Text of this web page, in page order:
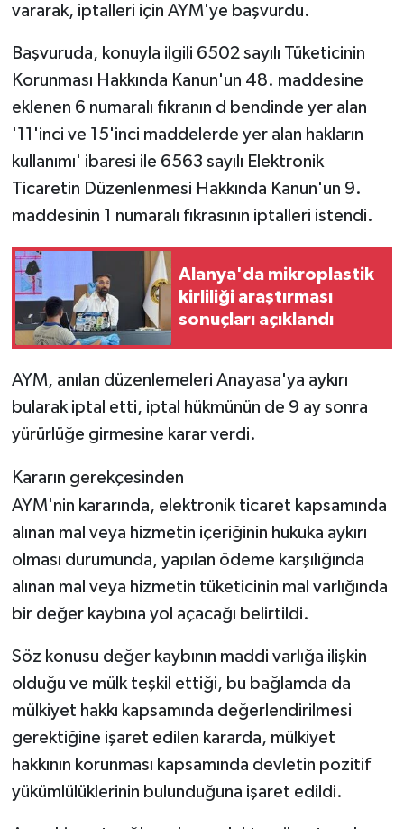
vararak, iptalleri için AYM'ye başvurdu.
Başvuruda, konuyla ilgili 6502 sayılı Tüketicinin
Korunması Hakkında Kanun'un 48. maddesine
eklenen 6 numaralı fıkranın d bendinde yer alan
'11'inci ve 15'inci maddelerde yer alan hakların
kullanımı' ibaresi ile 6563 sayılı Elektronik
Ticaretin Düzenlenmesi Hakkında Kanun'un 9.
maddesinin 1 numaralı fıkrasının iptalleri istendi.
Alanya'da mikroplastik
kirliliği araştırması
sonuçları açıklandı
AYM, anılan düzenlemeleri Anayasa'ya aykırı
bularak iptal etti, iptal hükmünün de 9 ay sonra
yürürlüğe girmesine karar verdi.
Kararın gerekçesinden
AYM'nin kararında, elektronik ticaret kapsamında
alınan mal veya hizmetin içeriğinin hukuka aykırı
olması durumunda, yapılan ödeme karşılığında
alınan mal veya hizmetin tüketicinin mal varlığında
bir değer kaybına yol açacağı belirtildi.
Söz konusu değer kaybının maddi varlığa ilişkin
olduğu ve mülk teşkil ettiği, bu bağlamda da
mülkiyet hakkı kapsamında değerlendirilmesi
gerektiğine işaret edilen kararda, mülkiyet
hakkının korunması kapsamında devletin pozitif
yükümlülüklerinin bulunduğuna işaret edildi.